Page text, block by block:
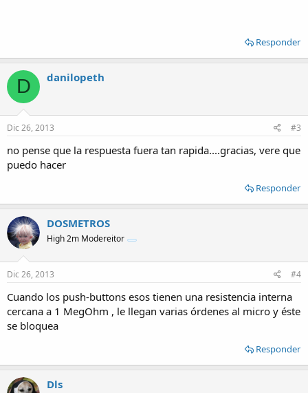
Responder
D danilopeth
Dic 26, 2013 #3
no pense que la respuesta fuera tan rapida....gracias, vere que
puedo hacer
Responder
DOSMETROS
High 2m Modereitor
Dic 26, 2013 #4
Cuando los push-buttons esos tienen una resistencia interna
cercana a 1 MegOhm , le llegan varias órdenes al micro y éste
se bloquea
Responder
Dls